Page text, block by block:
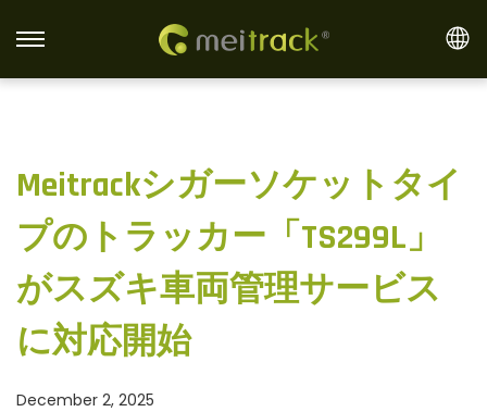
S
k
t
n
a
v
S
k
t
c
o
n
Meitrackシガーソケットタイ
プのトラッカー「TS299L」
がスズキ車両管理サービス
に対応開始
December 2, 2025